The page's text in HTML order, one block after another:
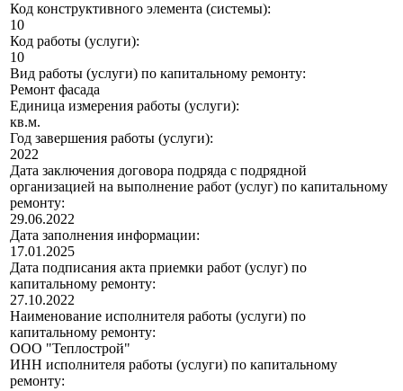
Код конструктивного элемента (системы):
10
Код работы (услуги):
10
Вид работы (услуги) по капитальному ремонту:
Ремонт фасада
Единица измерения работы (услуги):
кв.м.
Год завершения работы (услуги):
2022
Дата заключения договора подряда с подрядной
организацией на выполнение работ (услуг) по капитальному
ремонту:
29.06.2022
Дата заполнения информации:
17.01.2025
Дата подписания акта приемки работ (услуг) по
капитальному ремонту:
27.10.2022
Наименование исполнителя работы (услуги) по
капитальному ремонту:
ООО "Теплострой"
ИНН исполнителя работы (услуги) по капитальному
ремонту: